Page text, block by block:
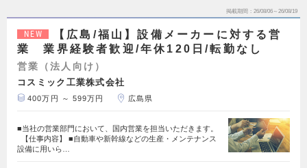
掲載期間 26/08/06～26/08/19
NEW
【広島/福山】設備メーカーに対する営
業 業界経験者歓迎/年休120日/転勤なし
営業（法人向け）
コスミック工業株式会社
400万円 ～ 599万円 広島県
■当社の営業部門において、国内営業を担当いただきます。
【仕事内容】 ■自動車や新幹線などの生産・メンテナンス
設備に用いら…